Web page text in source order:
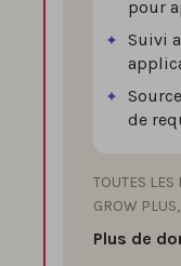
pour
Suivi
de
TOUTES
GROW
Plus de